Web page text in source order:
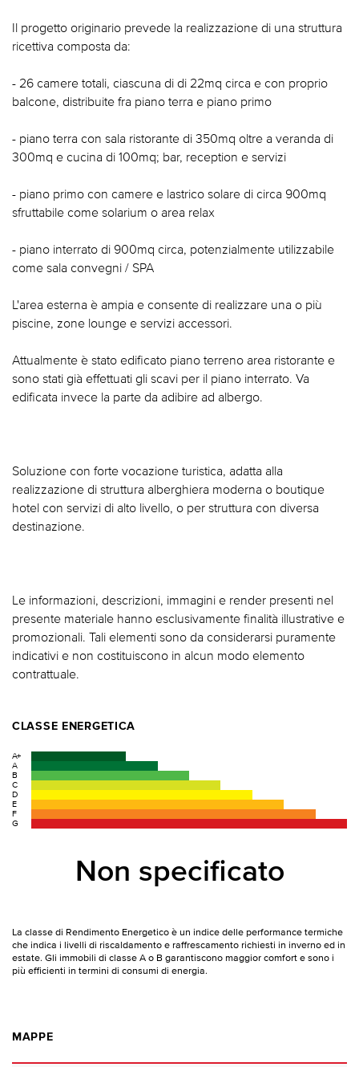
Il progetto originario prevede la realizzazione di una struttura
ricettiva composta da:
- 26 camere totali, ciascuna di di 22mq circa e con proprio
balcone, distribuite fra piano terra e piano primo
- piano terra con sala ristorante di 350mq oltre a veranda di
300mq e cucina di 100mq; bar, reception e servizi
- piano primo con camere e lastrico solare di circa 900mq
sfruttabile come solarium o area relax
- piano interrato di 900mq circa, potenzialmente utilizzabile
come sala convegni / SPA
L'area esterna è ampia e consente di realizzare una o più
piscine, zone lounge e servizi accessori.
Attualmente è stato edificato piano terreno area ristorante e
sono stati già effettuati gli scavi per il piano interrato. Va
edificata invece la parte da adibire ad albergo.
Soluzione con forte vocazione turistica, adatta alla
realizzazione di struttura alberghiera moderna o boutique
hotel con servizi di alto livello, o per struttura con diversa
destinazione.
Le informazioni, descrizioni, immagini e render presenti nel
presente materiale hanno esclusivamente finalità illustrative e
promozionali. Tali elementi sono da considerarsi puramente
indicativi e non costituiscono in alcun modo elemento
contrattuale.
CLASSE ENERGETICA
A+
A
B
C
D
E
F
G
Non specificato
La classe di Rendimento Energetico è un indice delle performance termiche
che indica i livelli di riscaldamento e raffrescamento richiesti in inverno ed in
estate. Gli immobili di classe A o B garantiscono maggior comfort e sono i
più efficienti in termini di consumi di energia.
MAPPE